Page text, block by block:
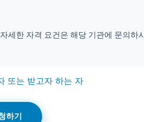
세한 자격 요건은 해당 기관에 문의하시
또는 받고자 하는 자
하기